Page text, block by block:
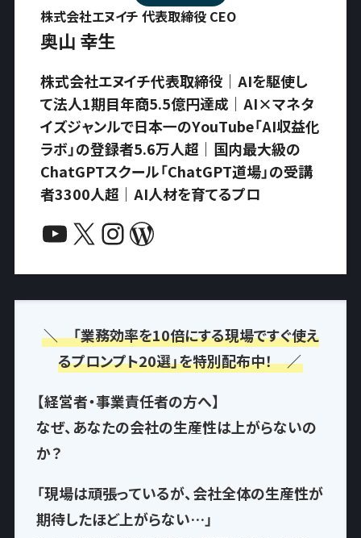
株式会社エヌイチ 代表取締役 CEO
奥山 幸生
株式会社エヌイチ代表取締役｜AIを駆使し
て法人1期目年商5.5億円達成｜AI×マネタ
イズジャンルで日本一のYouTube「AI収益化
ラボ」の登録者5.6万人超｜国内最大級の
ChatGPTスクール「ChatGPT道場」の受講
者3300人超｜AI人材を育てるプロ
YouTube X InstagramWordPress
＼ 「業務効率を10倍にする現場ですぐ使え
るプロンプト20選」を特別配布中！ ／
【経営者・事業責任者の方へ】
なぜ、あなたの会社の生産性は上がらないの
か？
「現場は頑張っているが、会社全体の生産性が
期待したほど上がらない…」